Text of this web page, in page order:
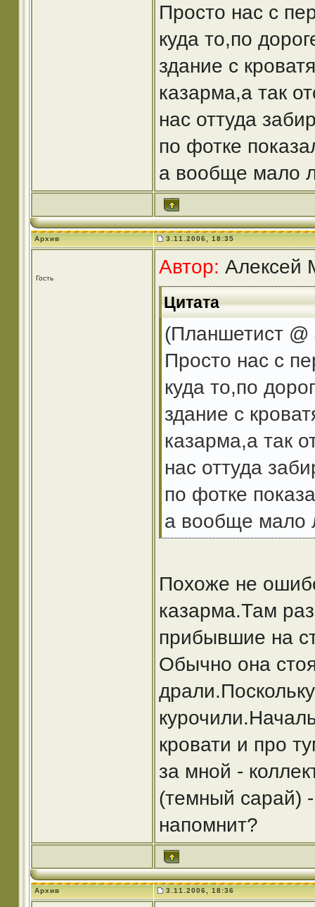
Просто нас с
куда то,по
здание с
казарма,а так
нас оттуда
по фотке
а вообще мало
Архив 3.11.2006, 18:35
Гость
Автор: Алексей
Цитата
(Планшетист
Просто нас с
куда то,по
здание с
казарма,а так
нас оттуда
по фотке
а вообще мало
Похоже не
казарма.Там
прибывшие на
Обычно она
кровати и про
за мной -
(темный сарай)
напомнит?
Архив 3.11.2006, 18:36